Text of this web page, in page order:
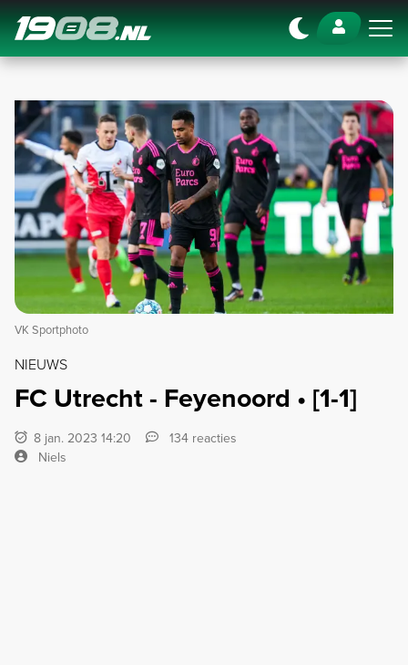
Navigation
VK Sportphoto
NIEUWS
FC Utrecht - Feyenoord • [1-1]
8 jan. 2023 14:20
134 reacties
Niels